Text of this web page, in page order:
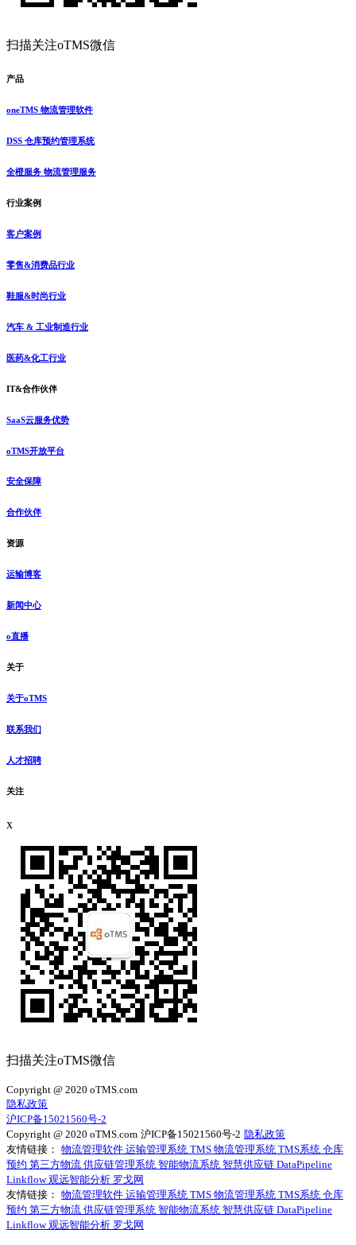
扫描关注oTMS微信
产品
oneTMS 物流管理软件
DSS 仓库预约管理系统
全橙服务 物流管理服务
行业案例
客户案例
零售&消费品行业
鞋服&时尚行业
汽车 & 工业制造行业
医药&化工行业
IT&合作伙伴
SaaS云服务优势
oTMS开放平台
安全保障
合作伙伴
资源
运输博客
新闻中心
o直播
关于
关于oTMS
联系我们
人才招聘
关注
x
扫描关注oTMS微信
Copyright @ 2020 oTMS.com
隐私政策
沪ICP备15021560号-2
Copyright @ 2020 oTMS.com 沪ICP备15021560号-2 隐私政策
友情链接： 物流管理软件 运输管理系统 TMS 物流管理系统 TMS系统 仓库
预约 第三方物流 供应链管理系统 智能物流系统 智慧供应链 DataPipeline
Linkflow观远智能分析 罗戈网
友情链接： 物流管理软件 运输管理系统 TMS 物流管理系统 TMS系统 仓库
预约 第三方物流 供应链管理系统 智能物流系统 智慧供应链 DataPipeline
Linkflow观远智能分析 罗戈网